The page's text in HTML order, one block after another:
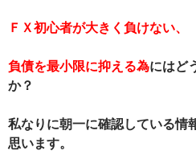
ＦＸ初心者が大きく負けない、
負債を最小限に抑える為にはど
か？
私なりに朝一に確認している情
思います。